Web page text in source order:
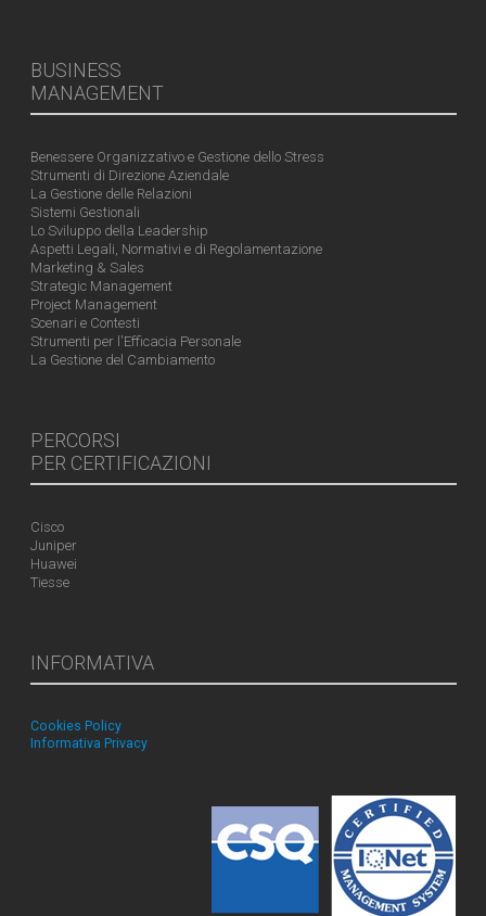
BUSINESS
MANAGEMENT
Benessere Organizzativo e Gestione dello Stress
Strumenti di Direzione Aziendale
La Gestione delle Relazioni
Sistemi Gestionali
Lo Sviluppo della Leadership
Aspetti Legali, Normativi e di Regolamentazione
Marketing & Sales
Strategic Management
Project Management
Scenari e Contesti
Strumenti per l'Efficacia Personale
La Gestione del Cambiamento
PERCORSI
PER CERTIFICAZIONI
Cisco
Juniper
Huawei
Tiesse
INFORMATIVA
Cookies Policy
Informativa Privacy